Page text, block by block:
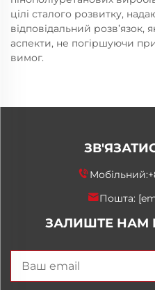
цілі сталого розвитку,
відповідальний розв’язок,
аспекти, не погіршуючи
вимог.
Мобільний:
Пошта:
ЗАЛИШТЕ НАМ